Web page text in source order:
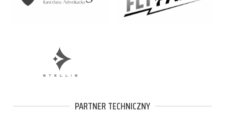
PARTNER TECHNICZNY